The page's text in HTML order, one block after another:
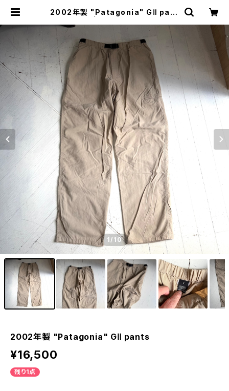
2002年製 "Patagonia" GⅡ pant
1/10
2002年製 "Patagonia" GⅡ pants
¥16,500
残り1点